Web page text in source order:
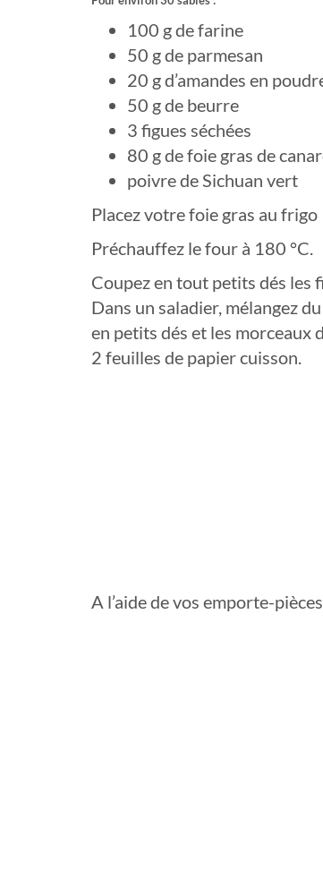
100 g de farine
50 g de parmesan
20 g d’amandes en
50 g de beurre
3 figues séchées
80 g de foie gras de
poivre de Sichuan vert
Placez votre foie gras au
Préchauffez le four à 180 °C.
Coupez en tout petits dés les
Dans un saladier, mélangez
en petits dés et les morceaux
2 feuilles de papier cuisson.
A l’aide de vos emporte-